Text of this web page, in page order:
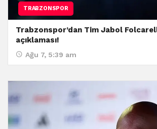
TRABZONSPOR
Trabzonspor’dan Tim Jabol
açıklaması!
Ağu 7, 5:39 am